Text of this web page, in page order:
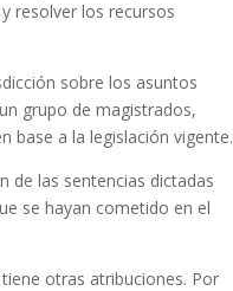
resolver los recursos
sobre los asuntos
grupo de magistrados,
base a la legislación vigente.
de las sentencias dictadas
se hayan cometido en el
otras atribuciones. Por